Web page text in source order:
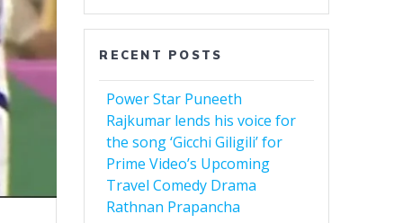
RECENT POSTS
Power Star Puneeth
Rajkumar lends his voice for
the song ‘Gicchi Giligili’ for
Prime Video’s Upcoming
Travel Comedy Drama
Rathnan Prapancha